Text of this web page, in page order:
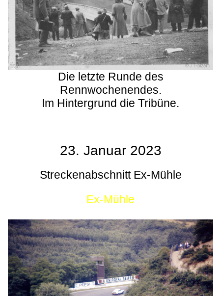
Die letzte Runde des
Rennwochenendes.
Im Hintergrund die Tribüne.
23. Januar 2023
Streckenabschnitt Ex-Mühle
Ex-Mühle